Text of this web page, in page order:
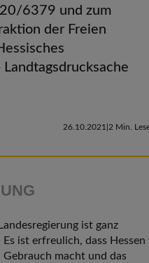
20/6379 und zum
der Freien
26.10.2021 2 Min.
ist ganz
ist erfreulich, dass Hessen
macht und das